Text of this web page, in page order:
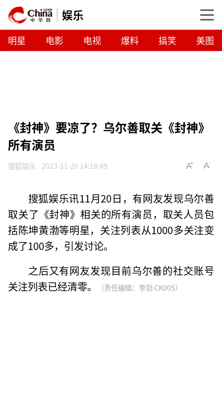
娱乐
明星 电影 电视 爆料 搞笑 美图
《封神》要凉了？乌尔善取关《封神》
所有演员
搜狐娱乐 2023-11-20 14:18:49
搜狐娱乐讯11月20日，有网友发现乌尔善
取关了《封神》相关的所有演员，取关人员包
括陈坤黄渤等明星，关注列表从1000多关注变
成了100多，引发讨论。
之后又有网友发现目前乌尔善的社交账号
关注列表已经清零。
（责任编辑：李劲 CK005）